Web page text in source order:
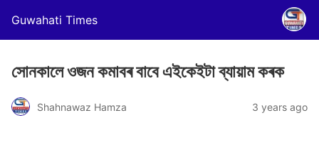
Guwahati Times
সোনকালে ওজন কমাবৰ বাবে এইকেইটা ব্যায়াম কৰক
Shahnawaz Hamza 3 years ago